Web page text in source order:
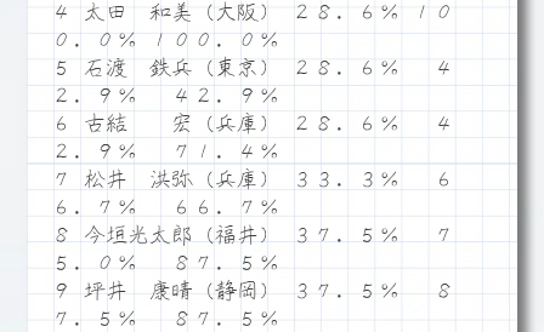
４ 太田 和美（大阪） ２８．６％ １０
０．０％ １００．０％
５ 石渡 鉄兵（東京） ２８．６％ ４
２．９％ ４２．９％
６ 古結 宏（兵庫） ２８．６％ ４
２．９％ ７１．４％
７ 松井 洪弥（兵庫） ３３．３％ ６
６．７％ ６６．７％
８ 今垣光太郎（福井） ３７．５％ ７
５．０％ ８７．５％
９ 坪井 康晴（静岡） ３７．５％ ８
７．５％ ８７．５％